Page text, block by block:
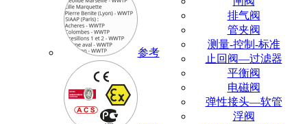
参考
排气阀
管夹阀
测量-控制-标准
止回阀—过滤器
平衡阀
电磁阀
弹性接头—软管
浮阀